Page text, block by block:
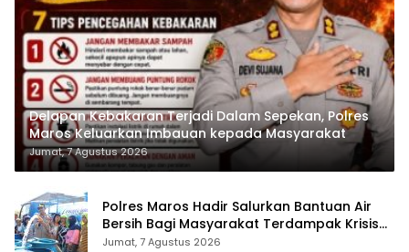
Delapan Kebakaran Terjadi Dalam Sepekan, Polres
Maros Keluarkan Imbauan kepada Masyarakat
Jumat, 7 Agustus 2026
Polres Maros Hadir Salurkan Bantuan Air
Bersih Bagi Masyarakat Terdampak Krisis
Air Bersih Di Maros
Jumat, 7 Agustus 2026